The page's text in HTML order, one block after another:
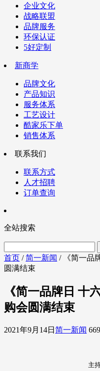
企业文化
战略联盟
品牌服务
环保认证
5好定制
新商学
品牌文化
产品知识
服务体系
工艺设计
酷家乐下单
销售体系
联系我们
联系方式
人才招聘
订单查询
全站搜索
首页 /简一新闻 / 《简一品
圆满结束
《简一品牌日 十
购会圆满结束
2021年9月14日 简一新闻
主